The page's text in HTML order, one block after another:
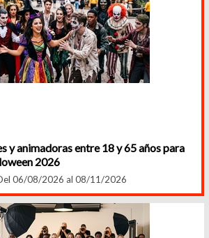
y animadoras entre 18 y 65 años para
2026
06/08/2026 al 08/11/2026